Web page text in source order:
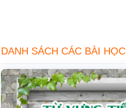
DANH SÁCH CÁC BÀI HỌC